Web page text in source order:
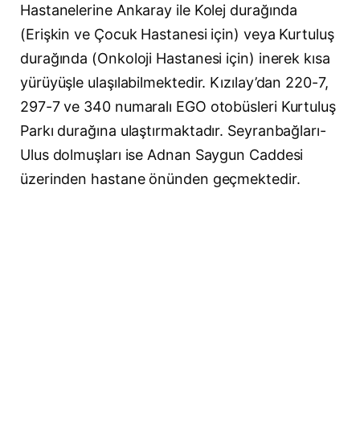
Hastanelerine Ankaray ile Kolej durağında
(Erişkin ve Çocuk Hastanesi için) veya Kurtuluş
durağında (Onkoloji Hastanesi için) inerek kısa
yürüyüşle ulaşılabilmektedir. Kızılay’dan 220-7,
297-7 ve 340 numaralı EGO otobüsleri Kurtuluş
Parkı durağına ulaştırmaktadır. Seyranbağları-
Ulus dolmuşları ise Adnan Saygun Caddesi
üzerinden hastane önünden geçmektedir.